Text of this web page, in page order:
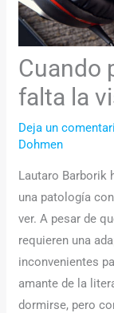
Cuando
falta la
Deja un
Dohmen
Lautaro Barborik
una patología
ver. A pesar de
requieren una
inconvenientes
amante de la
dormirse, pero